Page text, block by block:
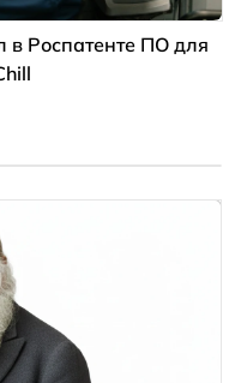
в Роспатенте ПО для